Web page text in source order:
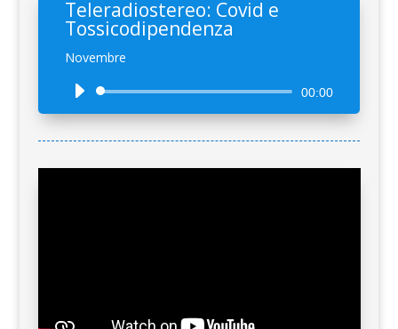
Teleradiostereo: Covid e
Tossicodipendenza
Novembre
Audio
Player
00:00